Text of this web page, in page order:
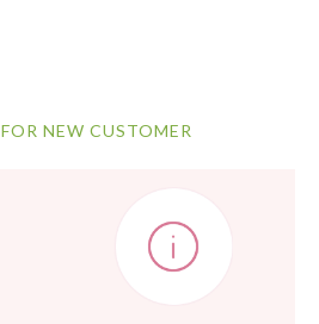
FOR NEW CUSTOMER